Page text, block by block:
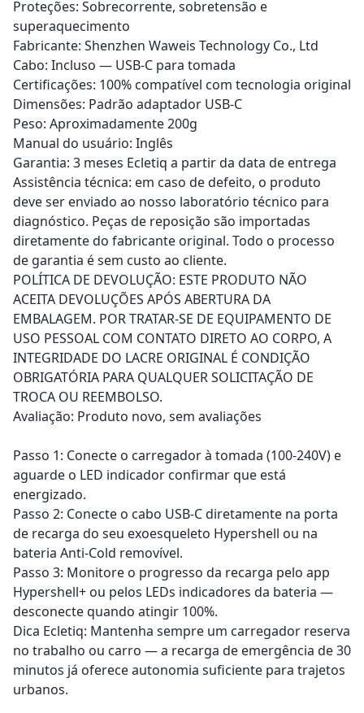
Proteções: Sobrecorrente, sobretensão e
superaquecimento
Fabricante: Shenzhen Waweis Technology Co., Ltd
Cabo: Incluso — USB-C para tomada
Certificações: 100% compatível com tecnologia original
Dimensões: Padrão adaptador USB-C
Peso: Aproximadamente 200g
Manual do usuário: Inglês
Garantia: 3 meses Ecletiq a partir da data de entrega
Assistência técnica: em caso de defeito, o produto
deve ser enviado ao nosso laboratório técnico para
diagnóstico. Peças de reposição são importadas
diretamente do fabricante original. Todo o processo
de garantia é sem custo ao cliente.
POLÍTICA DE DEVOLUÇÃO: ESTE PRODUTO NÃO
ACEITA DEVOLUÇÕES APÓS ABERTURA DA
EMBALAGEM. POR TRATAR-SE DE EQUIPAMENTO DE
USO PESSOAL COM CONTATO DIRETO AO CORPO, A
INTEGRIDADE DO LACRE ORIGINAL É CONDIÇÃO
OBRIGATÓRIA PARA QUALQUER SOLICITAÇÃO DE
TROCA OU REEMBOLSO.
Avaliação: Produto novo, sem avaliações
Passo 1: Conecte o carregador à tomada (100-240V) e
aguarde o LED indicador confirmar que está
energizado.
Passo 2: Conecte o cabo USB-C diretamente na porta
de recarga do seu exoesqueleto Hypershell ou na
bateria Anti-Cold removível.
Passo 3: Monitore o progresso da recarga pelo app
Hypershell+ ou pelos LEDs indicadores da bateria —
desconecte quando atingir 100%.
Dica Ecletiq: Mantenha sempre um carregador reserva
no trabalho ou carro — a recarga de emergência de 30
minutos já oferece autonomia suficiente para trajetos
urbanos.